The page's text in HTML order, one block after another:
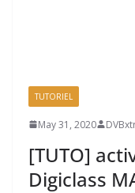
TUTORIEL
May 31, 2020
[TUTO]
Digiclass